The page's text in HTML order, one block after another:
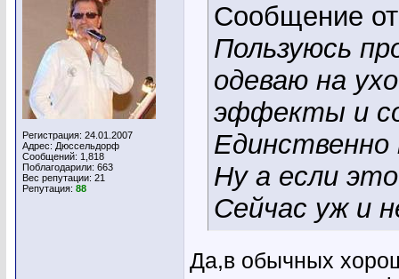
Регистрация: 24.01.2007
Адрес: Дюссельдорф
Сообщений: 1,818
Поблагодарили: 663
Вес репутации: 21
Репутация: 88
Сообщение
Пользуюсь
одеваю на
эффекты и
Единственно
Ну а если
Сейчас уж и
Да,в обычных